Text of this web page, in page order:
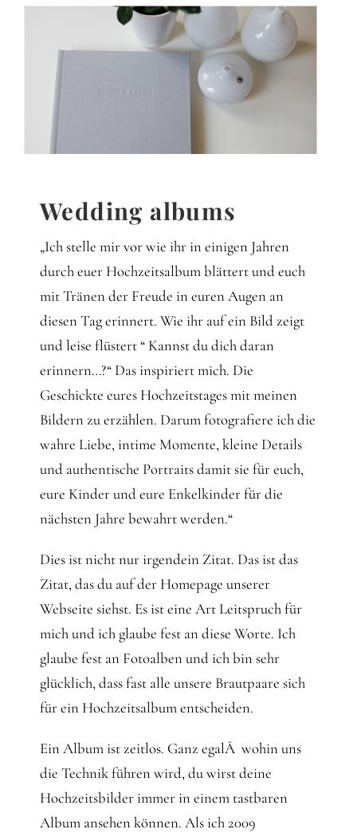
Wedding albums
„Ich stelle mir vor wie ihr in einigen Jahren
durch euer Hochzeitsalbum blättert und euch
mit Tränen der Freude in euren Augen an
diesen Tag erinnert. Wie ihr auf ein Bild zeigt
und leise flüstert “ Kannst du dich daran
erinnern…?“ Das inspiriert mich. Die
Geschickte eures Hochzeitstages mit meinen
Bildern zu erzählen. Darum fotografiere ich die
wahre Liebe, intime Momente, kleine Details
und authentische Portraits damit sie für euch,
eure Kinder und eure Enkelkinder für die
nächsten Jahre bewahrt werden.“
Dies ist nicht nur irgendein Zitat. Das ist das
Zitat, das du auf der Homepage unserer
Webseite siehst. Es ist eine Art Leitspruch für
mich und ich glaube fest an diese Worte. Ich
glaube fest an Fotoalben und ich bin sehr
glücklich, dass fast alle unsere Brautpaare sich
für ein Hochzeitsalbum entscheiden.
Ein Album ist zeitlos. Ganz egalÂ wohin uns
die Technik führen wird, du wirst deine
Hochzeitsbilder immer in einem tastbaren
Album ansehen können. Als ich 2009